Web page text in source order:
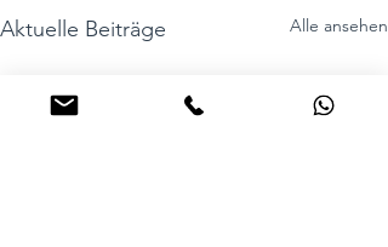
Aktuelle Beiträge Alle ansehen